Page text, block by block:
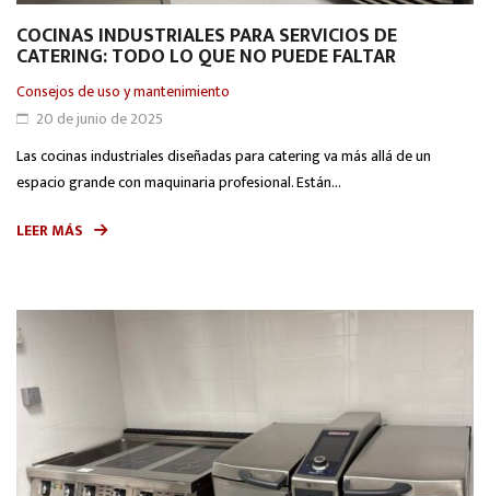
COCINAS INDUSTRIALES PARA SERVICIOS DE
CATERING: TODO LO QUE NO PUEDE FALTAR
Consejos de uso y mantenimiento
20 de junio de 2025
Las cocinas industriales diseñadas para catering va más allá de un
espacio grande con maquinaria profesional. Están...
LEER MÁS